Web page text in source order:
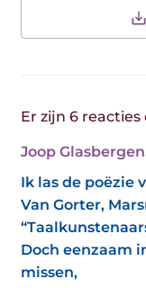
Er zijn 6
Joop Glasbergen
Ik las de poëzie
Van Gorter,
Doch eenzaam
missen,